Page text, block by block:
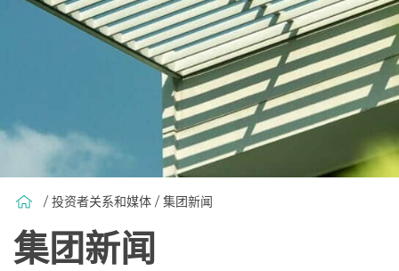
/ 投资者关系和媒体 / 集团新闻
集团新闻